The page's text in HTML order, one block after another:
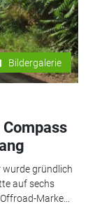
Bildergalerie
wurde gründlich
auf sechs
Marke...